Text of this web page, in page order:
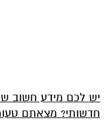
יש לכם מידע חשוב
חדשותי? מצאתם